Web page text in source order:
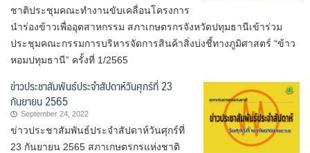
Search
for:
ชาติประชุมคณะทำงานขับเคลื่อนโครงการ
นำร่องข้าวเพื่ออุตสาหกรรม สภาเกษตรกรจังหวัดปทุมธานีเข้าร่วม
ประชุมคณะกรรมการบริหารจัดการสินค้าสิ่งบ่งชี้ทางภูมิศาสตร์ “ข้าว
หอมปทุมธานี” ครั้งที่ 1/2565
ข่าวประชาสัมพันธ์ประจำสัปดาห์วันศุกร์ที่ 23
กันยายน 2565
September 24, 2022
ข่าวประชาสัมพันธ์ประจำสัปดาห์วันศุกร์ที่
23 กันยายน 2565 สภาเกษตรกรแห่งชาติ